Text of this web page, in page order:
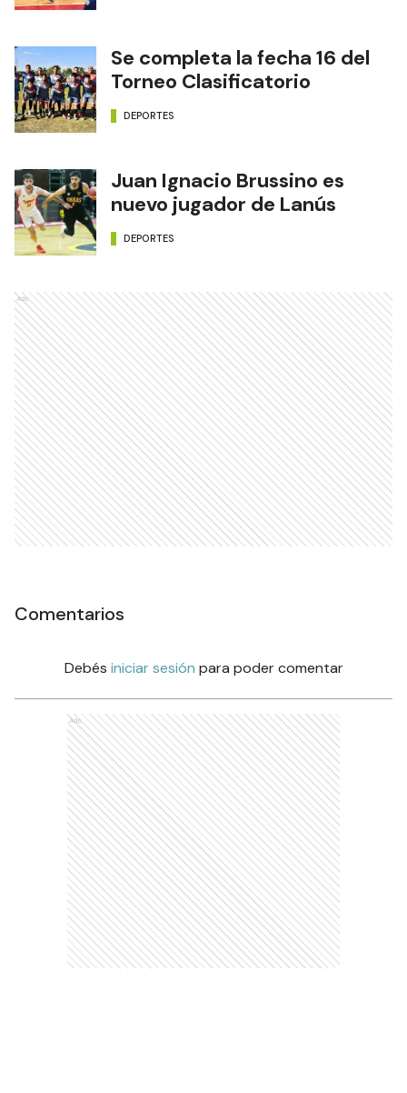
Se completa la fecha 16 del
Torneo Clasificatorio
DEPORTES
Juan Ignacio Brussino es
nuevo jugador de Lanús
DEPORTES
Ads
Comentarios
Debés iniciar sesión para poder comentar
Ads